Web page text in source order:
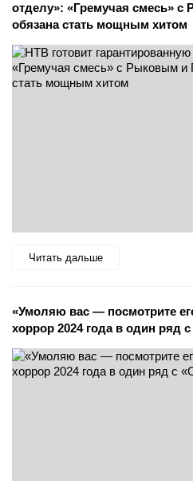
отделу»: «Гремучая смесь»
обязана стать мощным хитом
Читать дальше
«Умоляю вас — посмотрите
хоррор 2024 года в один ряд